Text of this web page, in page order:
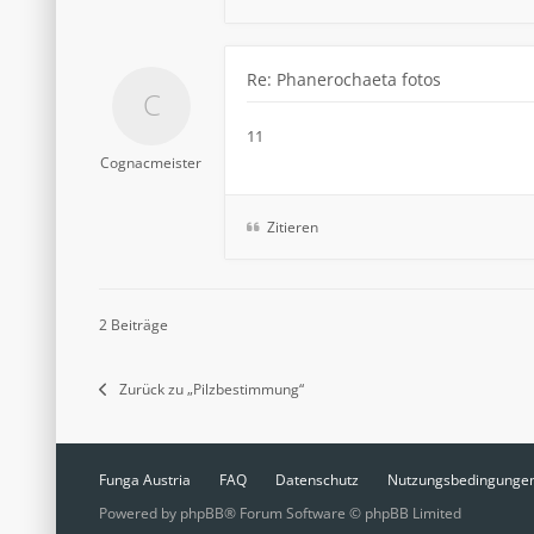
Cognacmeister
Re: Phanerochaeta fotos
11
Zitieren
2 Beiträge
Zurück zu „Pilzbestimmung“
Funga Austria FAQ Datenschutz
Powered by phpBB® Forum Software © phpBB Limited